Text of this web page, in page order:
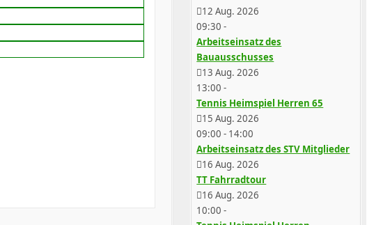
12 Aug. 2026
09:30 -
Arbeitseinsatz des
Bauausschusses
13 Aug. 2026
13:00 -
Tennis Heimspiel Herren 65
15 Aug. 2026
09:00 - 14:00
Arbeitseinsatz des STV Mitglieder
16 Aug. 2026
TT Fahrradtour
16 Aug. 2026
10:00 -